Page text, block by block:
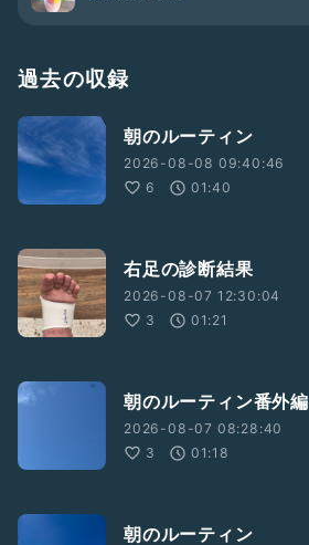
過去の収録
朝のルーティン
2026-08-08 09:40:46
6
01:40
右足の診断結果
2026-08-07 12:30:04
3
01:21
朝のルーティン番外編
2026-08-07 08:28:40
3
01:18
朝のルーティン